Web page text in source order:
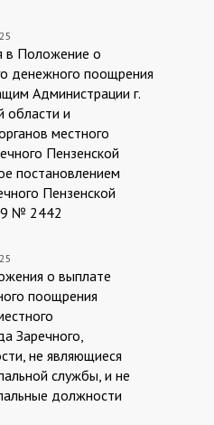
в Положение о
денежного поощрения
Администрации г.
области и
местного
Пензенской
постановлением
Пензенской
№ 2442
о выплате
поощрения
Заречного,
не являющиеся
службы, и не
должности